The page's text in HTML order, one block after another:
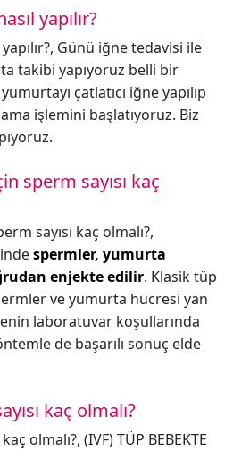
yapılır?
Günü iğne tedavisi ile
takibi yapıyoruz belli bir
çatlatıcı iğne yapılıp
işlemini başlatıyoruz. Biz
sperm sayısı kaç
sayısı kaç olmalı?,
spermler, yumurta
enjekte edilir. Klasik tüp
ve yumurta hücresi yan
laboratuvar koşullarında
de başarılı sonuç elde
kaç olmalı?
olmalı?, (IVF) TÜP BEBEKTE